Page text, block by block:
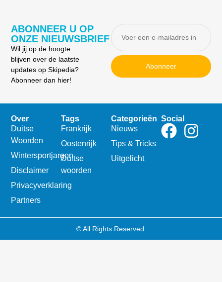
ABONNEER U OP
ONZE NIEUWSBRIEF
Wil jij op de hoogte
blijven over de laatste
updates op Skipedia?
Abonneer dan hier!
Abonneer
Over
Duitse
Woorden
Wintersportjargon
Disclaimer
Privacyverklaring
Partners
Tags
Frankrijk
Oostenrijk
Duitse
woorden
Categorieën
Nieuws
Tips & Tricks
Uitgelicht
Social
© All Rights Reserved.